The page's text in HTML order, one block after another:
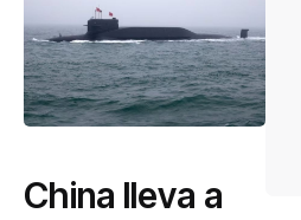
China lleva a